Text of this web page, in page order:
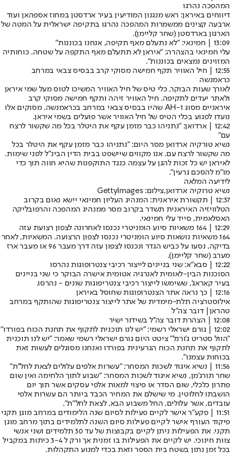
המהפכה נהרגו
דיווחים באיראן: ראש מנגנון המודיעין בעיר ארדסטן במחוז אספהאן ועוד
ארבעה קצינים ממשמרות המהפכה נהרגו בתקיפה ישראלית על המטה של
הארגון בארדסטן (שחר קליימן).
13:09 | חמינאי: "לא נתעלם מאף תקיפה, אנחנו בכוננות"
עלי חמינאי בהצהרה: "איראן לא תתעלם מאף התקפה על שטחה. כוחותיה
המזוינים נמצאים בכוננות".
12:55 | חיל האוויר תקף חמישה מסוקי קרב בבסיס צבאי במרחב
כראמנשה
לאורך שעות הבוקר, כלי טיס של חיל האוויר המשיכו לטוס מעל שמי איראן
ולאתר יעדים לתקיפה. חיל האוויר זיהה ותקף חמישה מסוקי קרב
איראניים מסוג AH-1 שהיו בבסיס צבאי במרחב בכראמנשה. מסוקים אלו
נועדו לפגוע בכלי הטיס של חיל האוויר אשר פועלים בשמי איראן.
12:42 | ארדואן: "נתניהו כבר מזמן עקף את היטלר בכל מה שקשור לרצח
עם"
נשיא טורקיה ארדואן מסר היום: "נתניהו כבר מזמן עקף את היטלר בכל
מה שקשור לרצח עם. אנו מקווים שיישפט בבית הדין הבינ"ל לפני שימות.
לאיראן יש כל זכות להגן על עצמה כנגד התוקפנות שהיא חווה תוך כדי
מו"מ להסכם גרעין".
לידיעה המלאה
נשיא טרוקיה ארדואן,צילום: GettyImages
12:37 | תקשורת איראנית: המנהיג העליון חמינאי יישא נאום בקרוב
הטלוויזיה האיראנית תשדר בקרוב מסר ממנהיג המהפכה והרפובליקה
האסלאמית, סייד עלי חמינאי.
12:29 | 164 משאיות סיוע הומניטרי נכנסו לאחרונה לצפון רצועת עזה
164 משאיות נושאות סיוע הומניטרי נכנסו לצפון הרצועה. המשאיות, לאחר
בדיקה, נסעו על כביש הגדר ונכנסו לצפון עזה דרך מעבר 96 או מעבר ארז
מערב (שחר קליימן).
12:22 | סבא"א: שני בניינים לייצור רכיבי צנטרופוגות נהרסו
הסוכנות הבין-לאומית לאנרגיה אטומית אישרה הבוקר כי שני בניינים
בעיר קאראג', ששימשו לייצור רכיבי צנטריפוגות שונים - נהרסו.
12:16 | כך נראה אתר הצנטרופוגות שחוסל באיראן
אילוסטרציה תלת-מימדית של אתר לייצור צנטריפוגות שהותקף במרחב
טהראן| דובר צה"ל
12:08 | הצהרת דובר צה''ל בשידור ישיר
12:02 | גורם ישראלי רשמי: "יש לנו תוכנית לתקוף את תחנת הכוח בפורדו"
"הוול סטריט ג'ורנל" ציטט היום גורם ישראלי רשמי שאמר: "יש לנו תוכנית
לתקוף את תחנת הכוח הגרעינית בפורדו ואנחנו מסוגלים לעשות זאת
בכוחות עצמנו".
11:56 | נשיא איגוד לשכות המסחר: "עשרות אלפים עלולים לצאת לחל''ת"
שחר תורג'מן, נשיא איגוד לשכות המסחר: ״שבוע לתוך הלחימה ואין שום
פתרון כלכלי, שום הסדר או פיצוי למאות אלפי עסקים אשר תוך יום
הושבתו לחלוטין. מי שישלם את המחיר הכבד ביותר הם עשרות אלפי
עובדים, אשר עלולים, החל משבוע הבא, לצאת לחל"ת".
11:51 | פקע"ר אישר לקיים פעילות לסיום שנה הלימודים במרחב מוגן תקני
פיקוד העורף אישר לקיים פעילות סיום השנה לתלמידים בתוך מרחב מוגן
תקני. את הפעילות ניתן לקיים בקבוצות של עד 30 תלמידים ושני אנשי
צוות חינוכי. יש לקיים את הפעילות בו זמנית אך ורק ל 3-4 כיתות במקביל
בכל זמן נתון בשטח בית הספר וזאת בכדי למנוע התקהלות.